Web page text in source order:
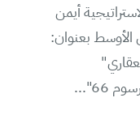
أيمن
بعنوان: